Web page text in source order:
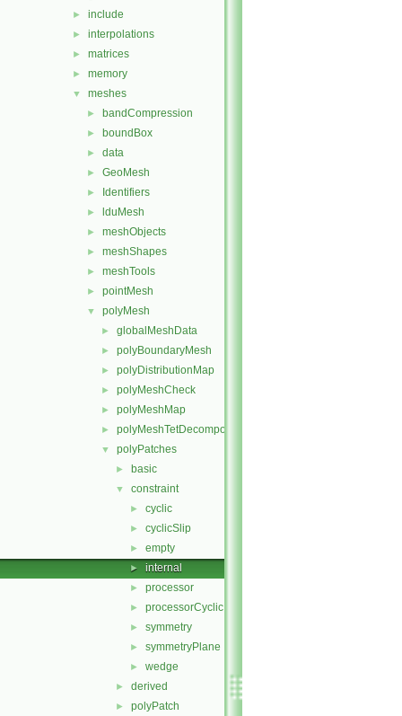
► include
► interpolations
► matrices
► memory
▼ meshes
► bandCompression
► boundBox
► data
► GeoMesh
► Identifiers
► lduMesh
► meshObjects
► meshShapes
► meshTools
► pointMesh
▼ polyMesh
► globalMeshData
► polyBoundaryMesh
► polyDistributionMap
► polyMeshCheck
► polyMeshMap
► polyMeshTetDecomposition
▼ polyPatches
► basic
▼ constraint
► cyclic
► cyclicSlip
► empty
► internal
► processor
► processorCyclic
► symmetry
► symmetryPlane
► wedge
► derived
► polyPatch